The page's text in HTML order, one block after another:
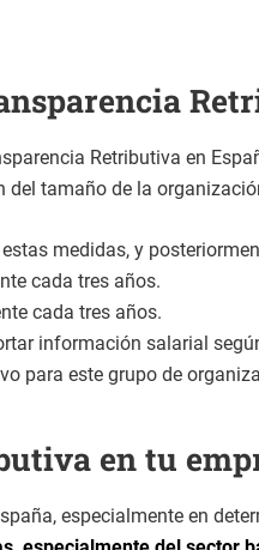
Retributiva en
tamaño de la
medidas, y
cada tres años.
cada tres años.
información salarial
para este grupo de
en tu
especialmente en